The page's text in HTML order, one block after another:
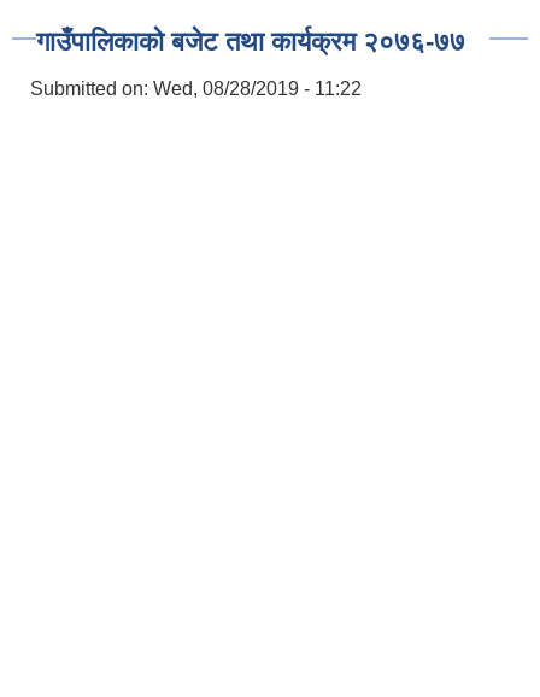
गाउँपालिकाको बजेट तथा कार्यक्रम २०७६-७७
Submitted on: Wed, 08/28/2019 - 11:22